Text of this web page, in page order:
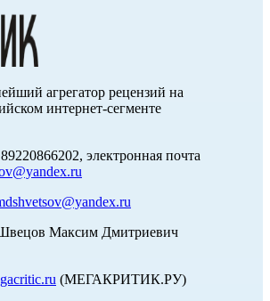
агрегатор рецензий на
интернет-сегменте
электронная почта
Максим Дмитриевич
(МЕГАКРИТИК.РУ)